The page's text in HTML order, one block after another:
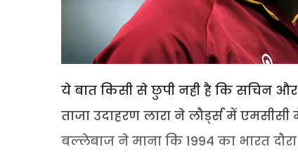
ये बात किसी से छुपी नही है कि सचिन
ताजा उदाहरण लारा ने लौर्ड्स में
बल्लेबाज ने माना कि 1994 का भारत